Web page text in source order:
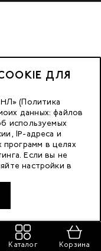
17, «BC Neo Geo»
Каталог Корзина
ДЛЯ
(Политика
данных: файлов
используемых
IP-адреса и
в целях
Если вы не
настройки в